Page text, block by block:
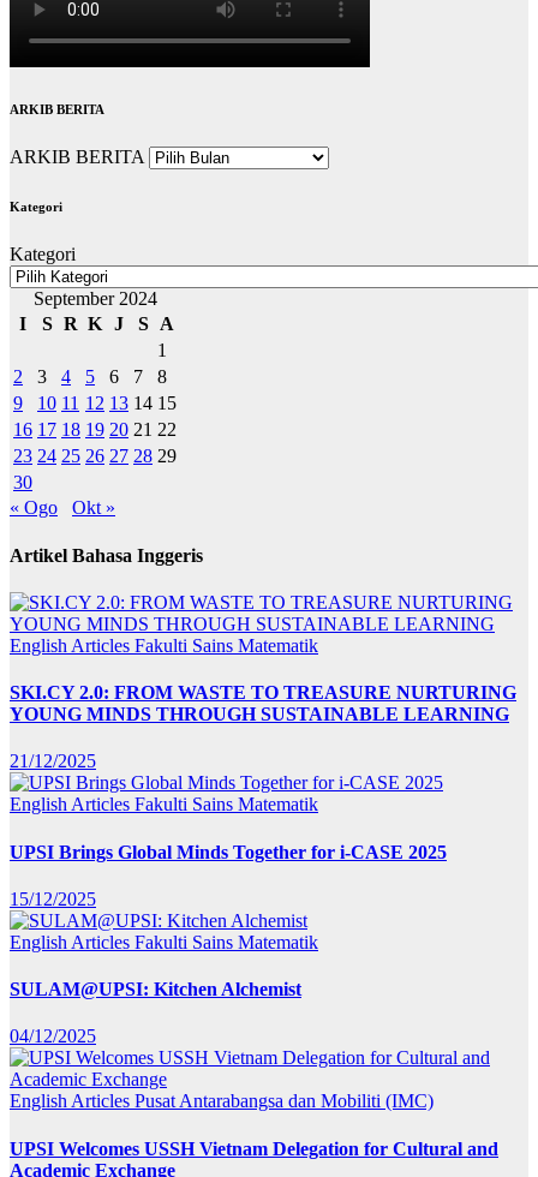
ARKIB BERITA
ARKIB BERITA
Kategori
Kategori
September 2024
I
S R K J S
A
1
2
3 4 5 6 7
8
9
10 11 12 13 14 15
16 17 18 19 20 21 22
23 24 25 26 27 28 29
30
« Ogo
Okt »
Artikel Bahasa Inggeris
English Articles Fakulti Sains Matematik
SKI.CY 2.0: FROM WASTE TO TREASURE NURTURING
YOUNG MINDS THROUGH SUSTAINABLE LEARNING
21/12/2025
English Articles Fakulti Sains Matematik
UPSI Brings Global Minds Together for i-CASE 2025
15/12/2025
English Articles Fakulti Sains Matematik
SULAM@UPSI: Kitchen Alchemist
04/12/2025
English Articles Pusat Antarabangsa dan Mobiliti (IMC)
UPSI Welcomes USSH Vietnam Delegation for Cultural and
Academic Exchange